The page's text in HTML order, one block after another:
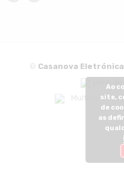
© Casanova Eletrónica
Ao
site,
de
as